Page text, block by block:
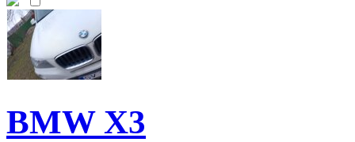
BMW X3